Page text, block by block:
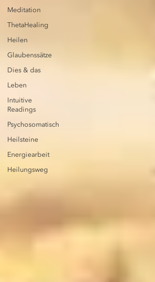
Meditation
ThetaHealing
Heilen
Glaubenssätze
Dies & das
Leben
Intuitive
Readings
Psychosomatisch
Heilsteine
Energiearbeit
Heilungsweg